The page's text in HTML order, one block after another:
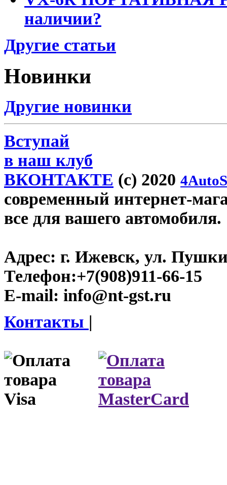
наличии?
Другие статьи
Новинки
Другие новинки
Вступай
в наш клуб
ВКОНТАКТЕ (c) 2020
современный интернет-
все для вашего автомобиля.
Адрес: г. Ижевск, ул.
Телефон:+7(908)911-66-15
E-mail: info@nt-gst.ru
Контакты |